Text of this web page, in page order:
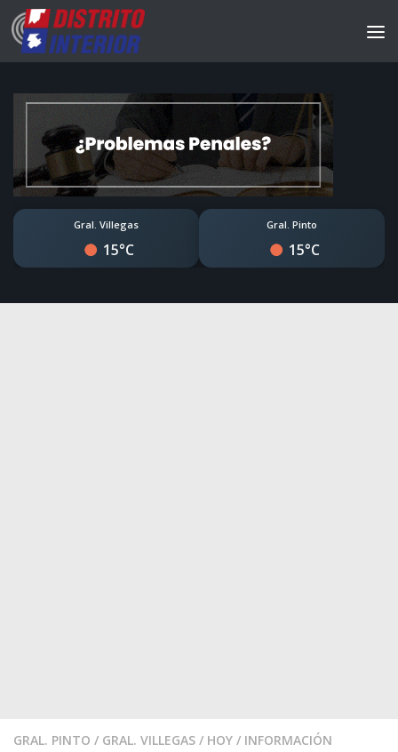
Gral. Villegas
15°C
Gral. Pinto
15°C
GRAL. PINTO / GRAL. VILLEGAS / HOY / INFORMACIÓN